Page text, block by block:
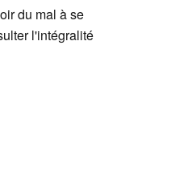
du mal à se
l'intégralité